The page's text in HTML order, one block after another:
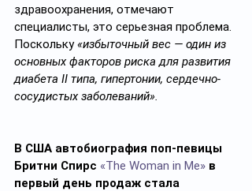
здравоохранения, отмечают
специалисты, это серьезная проблема.
Поскольку «избыточный вес — один из
основных факторов риска для развития
диабета II типа, гипертонии, сердечно-
сосудистых заболеваний».
В США автобиография поп-певицы
Бритни Спирс «The Woman in Me» в
первый день продаж стала